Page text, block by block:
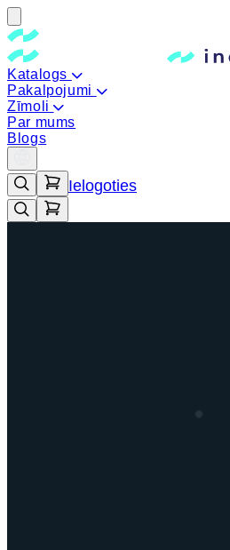
Katalogs
Pakalpojumi
Zīmoli
Par mums
Blogs
Ielogoties